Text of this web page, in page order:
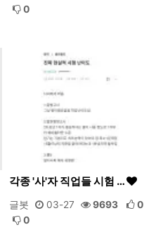
0
각종 '사'자 직업들 시험 …
글봇 03-27 9693
0
0